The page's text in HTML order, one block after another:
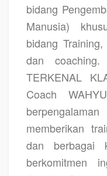
bidang
Manusia)
bidang Training,
dan
TERKENAL
Coach
memberikan
dan berbagai
berkomitmen